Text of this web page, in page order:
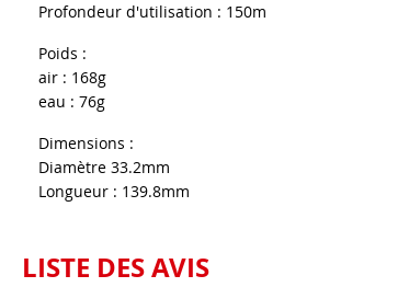
Profondeur d'utilisation : 150m
Poids :
air : 168g
eau : 76g
Dimensions :
Diamètre 33.2mm
Longueur : 139.8mm
LISTE DES AVIS